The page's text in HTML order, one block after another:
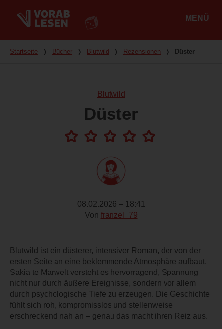
MENÜ
Du bist hier
Startseite ❭ Bücher ❭ Blutwild ❭ Rezensionen ❭ Düster
Blutwild
Düster
08.02.2026 – 18:41
Von franzel_79
Blutwild ist ein düsterer, intensiver Roman, der von der
ersten Seite an eine beklemmende Atmosphäre aufbaut.
Sakia te Marwelt versteht es hervorragend, Spannung
nicht nur durch äußere Ereignisse, sondern vor allem
durch psychologische Tiefe zu erzeugen. Die Geschichte
fühlt sich roh, kompromisslos und stellenweise
erschreckend nah an – genau das macht ihren Reiz aus.